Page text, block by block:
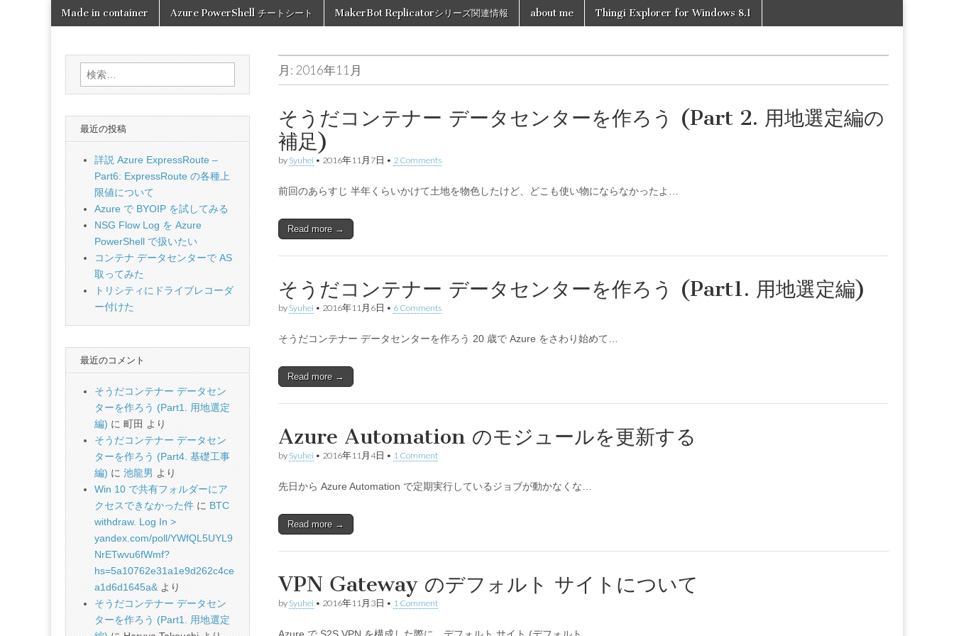
Made in
container
Main
menu
Skip
Made in container Azure PowerShell チートシート MakerBot Replicatorシリーズ関連情報 about me Thingi Explorer for Windows 8.1
月: 2016年11月
そうだコンテナー データセンターを作ろう (Part 2. 用地選定編の
補足)
by Syuhei • 2016年11月7日 • 2 Comments
前回のあらすじ 半年くらいかけて土地を物色したけど、どこも使い物にならなかったよ…
Read more →
そうだコンテナー データセンターを作ろう (Part1. 用地選定編)
by Syuhei • 2016年11月6日 • 6 Comments
そうだコンテナー データセンターを作ろう 20 歳で Azure をさわり始めて…
Read more →
Azure Automation のモジュールを更新する
by Syuhei • 2016年11月4日 • 1 Comment
先日から Azure Automation で定期実行しているジョブが動かなくな…
Read more →
VPN Gateway のデフォルト サイトについて
by Syuhei • 2016年11月3日 • 1 Comment
検
索:
最近の投稿
詳説 Azure ExpressRoute –
Part6: ExpressRoute の各種上
限値について
Azure で BYOIP を試してみる
NSG Flow Log を Azure
PowerShell で扱いたい
コンテナ データセンターで AS
取ってみた
トリシティにドライブレコーダ
ー付けた
最近のコメント
そうだコンテナー データセン
ターを作ろう (Part1. 用地選定
編) に 町田 より
そうだコンテナー データセン
ターを作ろう (Part4. 基礎工事
編) に 池龍男 より
Win 10 で共有フォルダーにア
クセスできなかった件 に BTC
withdraw. Log In >
yandex.com/poll/YWfQL5UYL9
NrETwvu6fWmf?
hs=5a10762e31a1e9d262c4ce
a1d6d1645a& より
そうだコンテナー データセン
ターを作ろう (Part1. 用地選定